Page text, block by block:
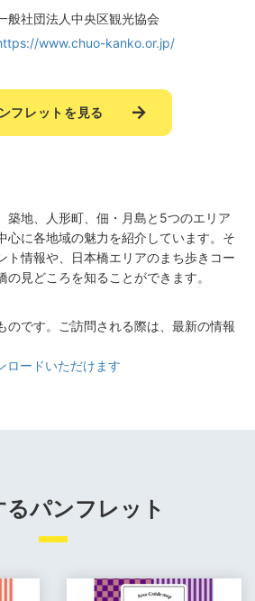
般社団法人中央区観光協会
www.chuo-kanko.or.jp/
フレットを見る
築地、人形町、佃・月島と5つのエリア
心に各地域の魅力を紹介しています。そ
ト情報や、日本橋エリアのまち歩きコー
の見どころを知ることができます。
のです。ご訪問される際は、最新の情報
ロードいただけます
るパンフレット